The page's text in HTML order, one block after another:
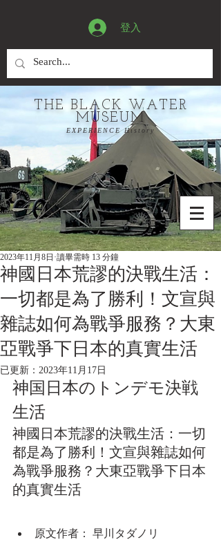
登入
THE BLACK WATER
MUSEUM
EXPERIENCE History
神國日本荒謬的決戰生活：
一切都是為了勝利！文宣與
雜誌如何為戰爭服務？大東
亞戰爭下日本的真實生活
2023年11月8日 讀畢需時 13 分鐘
已更新： 2023年11月17日
神国日本のトンデモ決戦
生活
神國日本荒謬的決戰生活：一切
都是為了勝利！文宣與雜誌如何
為戰爭服務？大東亞戰爭下日本
的真實生活
原文作者： 早川タダノリ